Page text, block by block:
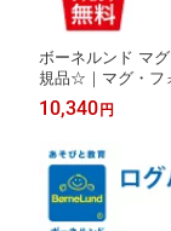
ボーネルンド マ
規品☆｜マグ・フ
しゃ ブロック 磁
り物 クリスマス
10,340 円